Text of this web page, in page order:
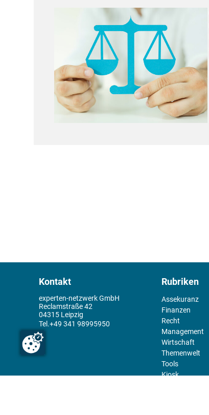
Kontakt
experten-netzwerk GmbH
Reclamstraße 42
04315 Leipzig
+49 341 98995950
Rubriken
Assekuranz
Finanzen
Recht
Management
Wirtschaft
Themenwelt
Tools
Kiosk